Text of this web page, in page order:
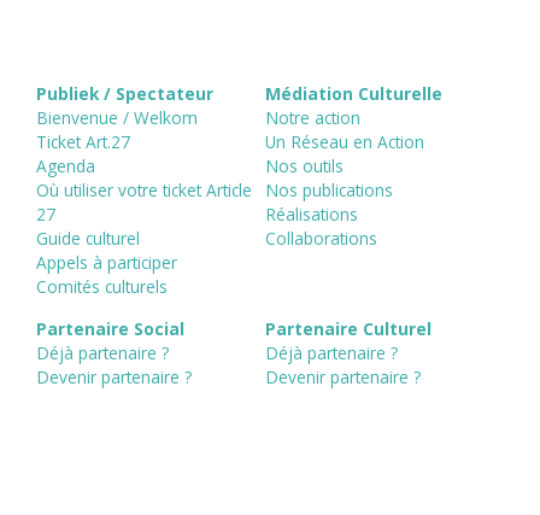
Publiek / Spectateur
Bienvenue / Welkom
Ticket Art.27
Agenda
Où utiliser votre ticket Article
27
Guide culturel
Appels à participer
Comités culturels
Médiation Culturelle
Notre action
Un Réseau en Action
Nos outils
Nos publications
Réalisations
Collaborations
Partenaire Social
Déjà partenaire ?
Devenir partenaire ?
Partenaire Culturel
Déjà partenaire ?
Devenir partenaire ?